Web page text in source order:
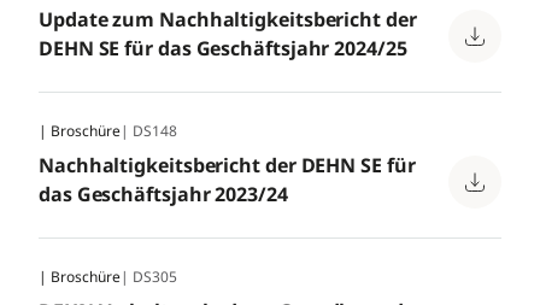
Update zum Nachhaltigkeitsbericht der
DEHN SE für das Geschäftsjahr 2024/25
| Broschüre| DS148
Nachhaltigkeitsbericht der DEHN SE für
das Geschäftsjahr 2023/24
| Broschüre| DS305